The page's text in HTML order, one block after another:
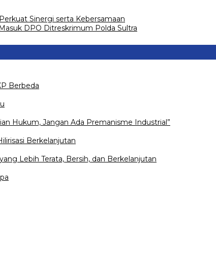
Sinergi serta Kebersamaan
DPO Ditreskrimum Polda Sultra
Berbeda
Hukum, Jangan Ada Premanisme Industrial”
Berkelanjutan
Lebih Terata, Bersih, dan Berkelanjutan